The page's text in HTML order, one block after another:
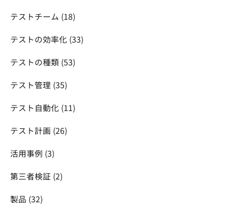
テストチーム (18)
テストの効率化 (33)
テストの種類 (53)
テスト管理 (35)
テスト自動化 (11)
テスト計画 (26)
活用事例 (3)
第三者検証 (2)
製品 (32)